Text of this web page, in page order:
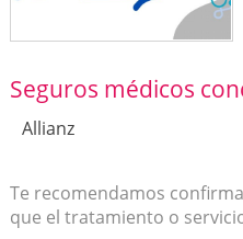
Seguros médicos
Allianz
Te recomendamos
que el tratamiento o